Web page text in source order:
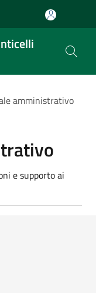
amministrativo
e supporto ai